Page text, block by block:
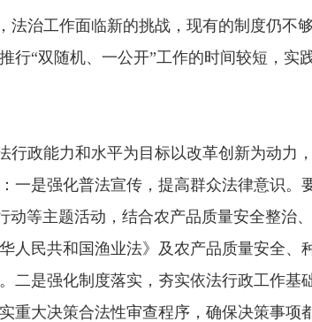
法治工作面临新的挑战，现有的制度仍不
行“双随机、一公开”工作的时间较短，实
行政能力和水平为目标以改革创新为动力
一是强化普法宣传，提高群众法律意识。
动等主题活动，结合农产品质量安全整治
人民共和国渔业法》及农产品质量安全、
二是强化制度落实，夯实依法行政工作基
重大决策合法性审查程序，确保决策事项